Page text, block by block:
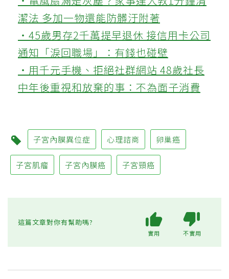
潔法 多加一物還能防髒汙附著
‧45歲男存2千萬提早退休 接信用卡公司
通知「淚回職場」：有錢也碰壁
‧用千元手機、拒絕社群網站 48歲社長
中年後重視和放棄的事：不為面子消費
子宮內膜異位症 心理諮商 卵巢癌
子宮肌瘤 子宮內膜癌 子宮頸癌
這篇文章對你有幫助嗎?
實用 不實用